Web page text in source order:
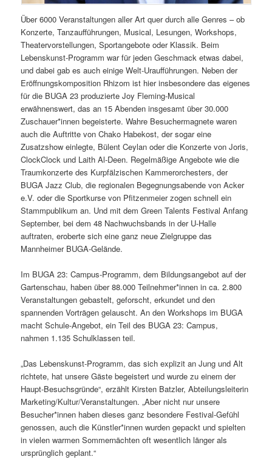
Über 6000 Veranstaltungen aller Art quer durch alle Genres – ob
Konzerte, Tanzaufführungen, Musical, Lesungen, Workshops,
Theatervorstellungen, Sportangebote oder Klassik. Beim
Lebenskunst-Programm war für jeden Geschmack etwas dabei,
und dabei gab es auch einige Welt-Uraufführungen. Neben der
Eröffnungskomposition Rhizom ist hier insbesondere das eigenes
für die BUGA 23 produzierte Joy Fleming-Musical
erwähnenswert, das an 15 Abenden insgesamt über 30.000
Zuschauer*innen begeisterte. Wahre Besuchermagnete waren
auch die Auftritte von Chako Habekost, der sogar eine
Zusatzshow einlegte, Bülent Ceylan oder die Konzerte von Joris,
ClockClock und Laith Al-Deen. Regelmäßige Angebote wie die
Traumkonzerte des Kurpfälzischen Kammerorchesters, der
BUGA Jazz Club, die regionalen Begegnungsabende von Acker
e.V. oder die Sportkurse von Pfitzenmeier zogen schnell ein
Stammpublikum an. Und mit dem Green Talents Festival Anfang
September, bei dem 48 Nachwuchsbands in der U-Halle
auftraten, eroberte sich eine ganz neue Zielgruppe das
Mannheimer BUGA-Gelände.
Im BUGA 23: Campus-Programm, dem Bildungsangebot auf der
Gartenschau, haben über 88.000 Teilnehmer*innen in ca. 2.800
Veranstaltungen gebastelt, geforscht, erkundet und den
spannenden Vorträgen gelauscht. An den Workshops im BUGA
macht Schule-Angebot, ein Teil des BUGA 23: Campus,
nahmen 1.135 Schulklassen teil.
„Das Lebenskunst-Programm, das sich explizit an Jung und Alt
richtete, hat unsere Gäste begeistert und wurde zu einem der
Haupt-Besuchsgründe“, erzählt Kirsten Batzler, Abteilungsleiterin
Marketing/Kultur/Veranstaltungen. „Aber nicht nur unsere
Besucher*innen haben dieses ganz besondere Festival-Gefühl
genossen, auch die Künstler*innen wurden gepackt und spielten
in vielen warmen Sommernächten oft wesentlich länger als
ursprünglich geplant.“